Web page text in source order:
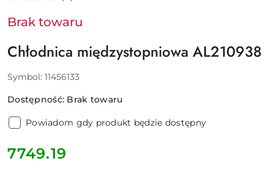
Brak towaru
Chłodnica międzystopniowa AL210938
Symbol: 11456133
Dostępność: Brak towaru
Powiadom gdy produkt będzie dostępny
cena:
7749.19